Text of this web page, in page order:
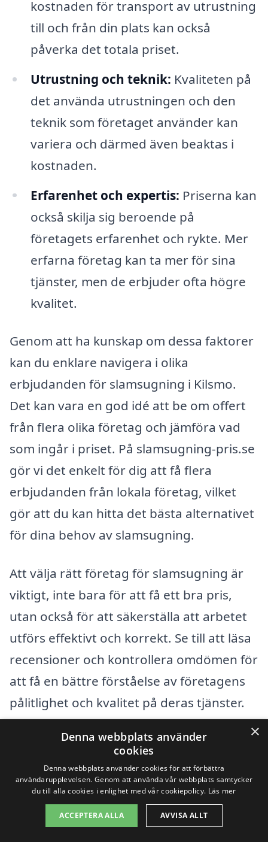
kostnaden för transport av utrustning
till och från din plats kan också
påverka det totala priset.
Utrustning och teknik: Kvaliteten på
det använda utrustningen och den
teknik som företaget använder kan
variera och därmed även beaktas i
kostnaden.
Erfarenhet och expertis: Priserna kan
också skilja sig beroende på
företagets erfarenhet och rykte. Mer
erfarna företag kan ta mer för sina
tjänster, men de erbjuder ofta högre
kvalitet.
Genom att ha kunskap om dessa faktorer
kan du enklare navigera i olika
erbjudanden för slamsugning i Kilsmo.
Det kan vara en god idé att be om offert
från flera olika företag och jämföra vad
som ingår i priset. På slamsugning-pris.se
gör vi det enkelt för dig att få flera
erbjudanden från lokala företag, vilket
gör att du kan hitta det bästa alternativet
för dina behov av slamsugning.
Att välja rätt företag för slamsugning är
viktigt, inte bara för att få ett bra pris,
utan också för att säkerställa att arbetet
utförs effektivt och korrekt. Se till att läsa
recensioner och kontrollera omdömen för
att få en bättre förståelse av företagens
pålitlighet och kvalitet på deras tjänster.
Ju fler uppgifter du har, desto större
chans har du att göra ett välinformerat
Få 3 erbjudanden, gratis och utan
förpliktelser
×
Denna webbplats använder
cookies
Denna webbplats använder cookies för att förbättra
användarupplevelsen. Genom att använda vår webbplats samtycker
du till alla cookies i enlighet med vår cookiepolicy. Läs mer
ACCEPTERA ALLA AVVISA ALLT